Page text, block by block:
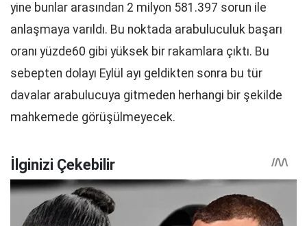
yine bunlar arasından 2 milyon 581.397 sorun ile
anlaşmaya varıldı. Bu noktada arabuluculuk başarı
oranı yüzde60 gibi yüksek bir rakamlara çıktı. Bu
sebepten dolayı Eylül ayı geldikten sonra bu tür
davalar arabulucuya gitmeden herhangi bir şekilde
mahkemede görüşülmeyecek.